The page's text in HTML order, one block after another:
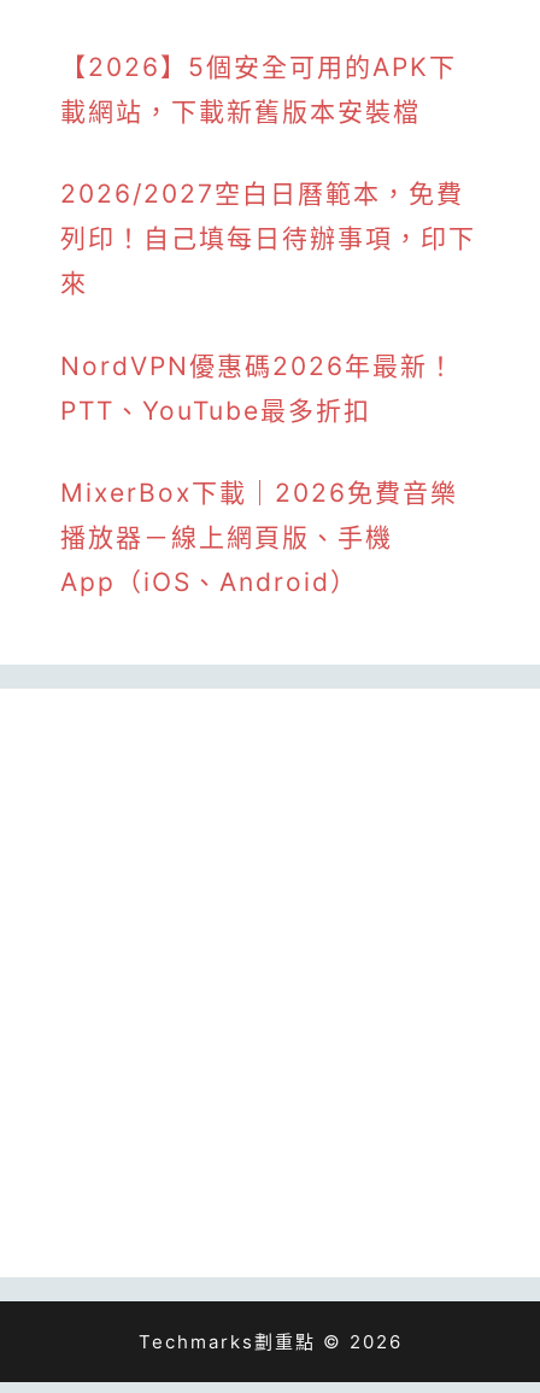
【2026】5個安全可用的APK下
載網站，下載新舊版本安裝檔
2026/2027空白日曆範本，免費
列印！自己填每日待辦事項，印下
來
NordVPN優惠碼2026年最新！
PTT、YouTube最多折扣
MixerBox下載｜2026免費音樂
播放器－線上網頁版、手機
App（iOS、Android）
Techmarks劃重點 © 2026